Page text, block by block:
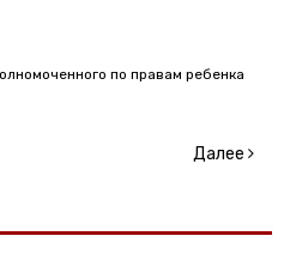
по правам ребенка
Далее